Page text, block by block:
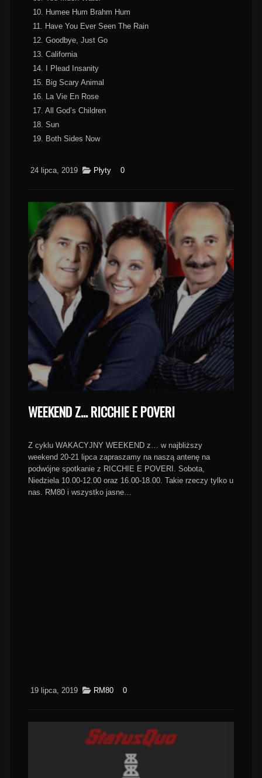
10. Humee Hum Brahm Hum
11. Have You Ever Seen The Rain
12. Goodbye, Just Go
13. California
14. I Plead Insanity
15. Big Scary Animal
16. La Vie En Rose
17. All God’s Children
18. Sun
19. Both Sides Now
24 lipca, 2019 Płyty 0
WEEKEND Z… RICCHIE E POVERI
Z cyklu WAKACYJNY WEEKEND z… w najbliższy
weekend 20-21 lipca zapraszamy na naszą antenę na
podwójne spotkanie z RICCHIE E POVERI. Sobota,
Niedziela 10.00-12.00 oraz 16.00-18.00. Takie rzeczy tylko u
nas. RM80 i wszystko jasne…
19 lipca, 2019 RM80 0